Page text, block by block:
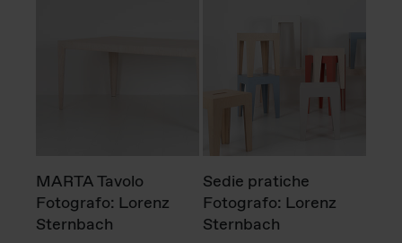
MARTA Tavolo
Fotografo: Lorenz
Sternbach
Sedie pratiche
Fotografo: Lorenz
Sternbach